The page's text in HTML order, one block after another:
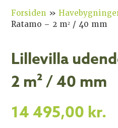
Forsiden »
Ratamo – 2 m² / 40 mm
Lillevilla
2 m² / 40 mm
14 495,00 kr.